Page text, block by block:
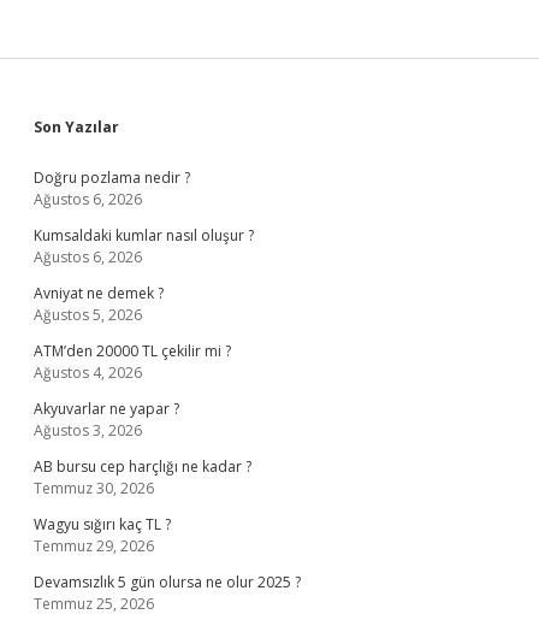
Sidebar
Son Yazılar
Doğru pozlama nedir ?
Ağustos 6, 2026
Kumsaldaki kumlar nasıl oluşur ?
Ağustos 6, 2026
Avniyat ne demek ?
Ağustos 5, 2026
ATM’den 20000 TL çekilir mi ?
Ağustos 4, 2026
Akyuvarlar ne yapar ?
Ağustos 3, 2026
AB bursu cep harçlığı ne kadar ?
Temmuz 30, 2026
Wagyu sığırı kaç TL ?
Temmuz 29, 2026
Devamsızlık 5 gün olursa ne olur 2025 ?
Temmuz 25, 2026